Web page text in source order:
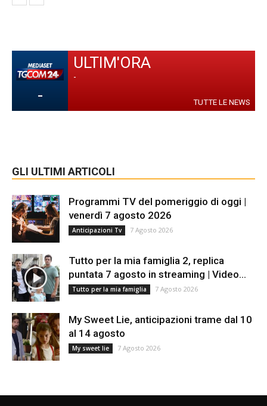
-
ULTIM'ORA
-
TUTTE LE NEWS
GLI ULTIMI ARTICOLI
Programmi TV del pomeriggio di oggi |
venerdì 7 agosto 2026
Anticipazioni Tv 7 Agosto 2026
Tutto per la mia famiglia 2, replica
puntata 7 agosto in streaming | Video...
Tutto per la mia famiglia 7 Agosto 2026
My Sweet Lie, anticipazioni trame dal 10
al 14 agosto
My sweet lie 7 Agosto 2026